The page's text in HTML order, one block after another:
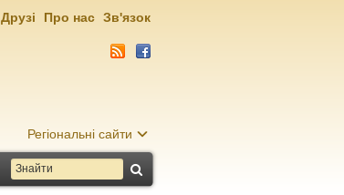
Регіональні сайти
Друзі Про нас Зв'язок